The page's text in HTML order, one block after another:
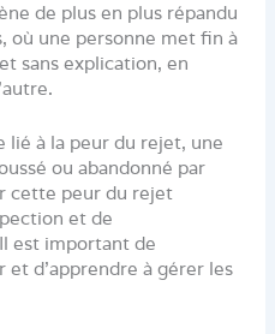
de plus en plus répandu
où une personne met fin à
sans explication, en
à la peur du rejet, une
ou abandonné par
cette peur du rejet
et de
est important de
d’apprendre à gérer les